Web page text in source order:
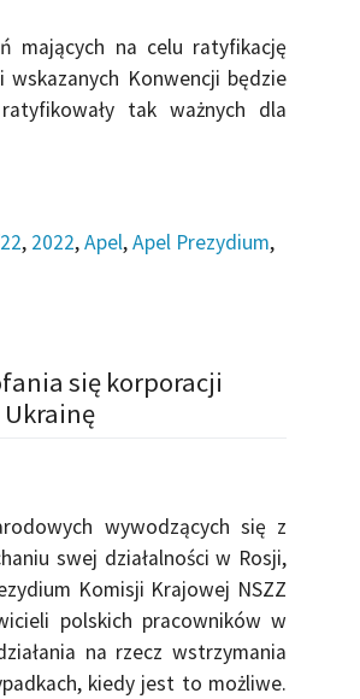
mających na celu ratyfikację
Konwencji będzie
tak ważnych dla
, 2022,Apel,Apel Prezydium,
się korporacji
Ukrainę
wywodzących się z
swej działalności w Rosji,
Komisji Krajowej NSZZ
polskich pracowników w
na rzecz wstrzymania
kiedy jest to możliwe.